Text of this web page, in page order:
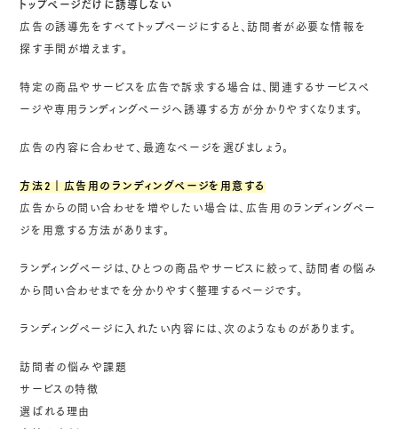
トップページだけに誘導しない
広告の誘導先をすべてトップページにすると、訪問者が必要な情報を
探す手間が増えます。
特定の商品やサービスを広告で訴求する場合は、関連するサービスペ
ージや専用ランディングページへ誘導する方が分かりやすくなります。
広告の内容に合わせて、最適なページを選びましょう。
方法2｜広告用のランディングページを用意する
広告からの問い合わせを増やしたい場合は、広告用のランディングペー
ジを用意する方法があります。
ランディングページは、ひとつの商品やサービスに絞って、訪問者の悩み
から問い合わせまでを分かりやすく整理するページです。
ランディングページに入れたい内容には、次のようなものがあります。
訪問者の悩みや課題
サービスの特徴
選ばれる理由